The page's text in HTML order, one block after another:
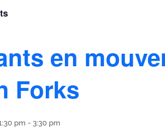
en
Forks
pm - 3:30 pm